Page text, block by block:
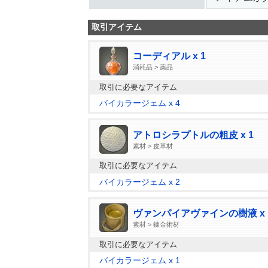
取引アイテム
コーディアル x 1
消耗品 > 薬品
取引に必要なアイテム
バイカラージェム x 4
アトロシラプトルの粗皮 x 1
素材 > 皮革材
取引に必要なアイテム
バイカラージェム x 2
ヴァンパイアヴァインの樹液 x
素材 > 錬金術材
取引に必要なアイテム
バイカラージェム x 1